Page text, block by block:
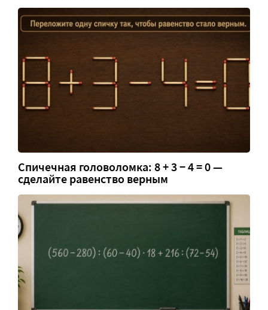
Спичечная головоломка: 8 + 3 − 4 = 0 —
сделайте равенство верным